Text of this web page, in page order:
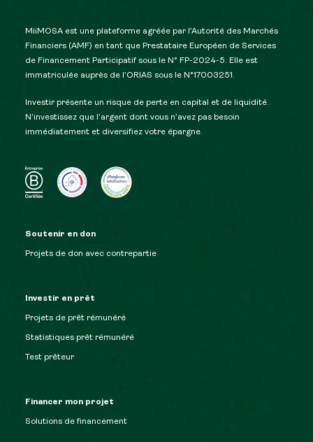
MiiMOSA est une plateforme agréée par l’Autorité des Marchés
Financiers (AMF) en tant que Prestataire Européen de Services
de Financement Participatif sous le N° FP-2024-5. Elle est
immatriculée auprès de l’ORIAS sous le N°17003251.
Investir présente un risque de perte en capital et de liquidité.
N’investissez que l’argent dont vous n’avez pas besoin
immédiatement et diversifiez votre épargne.
Soutenir en don
Projets de don avec contrepartie
Investir en prêt
Projets de prêt rémunéré
Statistiques prêt rémunéré
Test prêteur
Financer mon projet
Solutions de financement